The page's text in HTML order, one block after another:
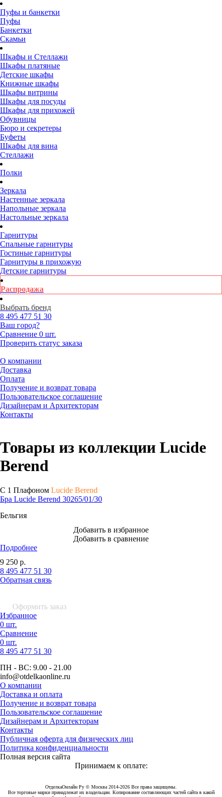
Пуфы и банкетки
Пуфы
Банкетки
Скамьи
Шкафы и Стеллажи
Шкафы платяные
Детские шкафы
Книжные шкафы
Шкафы витрины
Шкафы для посуды
Шкафы для прихожей
Обувницы
Бюро и секретеры
Буфеты
Шкафы для вина
Стеллажи
Полки
Зеркала
Настенные зеркала
Напольные зеркала
Настольные зеркала
Гарнитуры
Спальные гарнитуры
Гостиные гарнитуры
Гарнитуры в прихожую
Детские гарнитуры
Распродажа
Выбрать бренд
8 495 477 51 30
Ваш город?
Сравнение 0 шт.
Проверить статус заказа
О компании
Доставка
Оплата
Получение и возврат товара
Пользовательское соглашение
Дизайнерам и Архитекторам
Контакты
Товары из коллекции Lucide
Berend
С 1 Плафоном Lucide Berend
Бра Lucide Berend 30265/01/30
Бельгия
Добавить в избранное
Добавить в сравнение
Подробнее
9 250 р.
8 495 477 51 30
Обратная связь
Оформить заказ
Избранное
0 шт.
Сравнение
0 шт.
8 495 477 51 30
ПН - ВС: 9.00 - 21.00
info@otdelkaonline.ru
О компании
Доставка и оплата
Получение и возврат товара
Пользовательское соглашение
Дизайнерам и Архитекторам
Контакты
Публичная оферта для физических лиц
Политика конфиденциальности
Полная версия сайта
Принимаем к оплате:
ОтделкаОнлайн Ру © Москва 2014-2026 Все права защищены.
Все торговые марки принадлежат их владельцам. Копирование составляющих частей сайта в какой